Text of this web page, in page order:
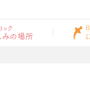
ック
みの場所